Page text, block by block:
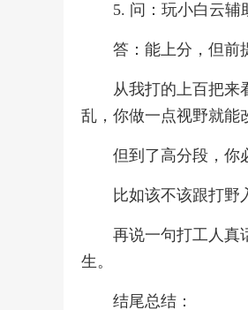
5. 问：玩小白云辅
答：能上分，但前
从我打的上百把来
乱，你做一点视野就能
但到了高分段，你
比如该不该跟打野
再说一句打工人真
生。
结尾总结：